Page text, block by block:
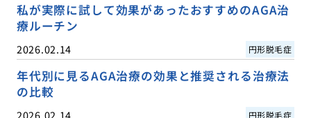
私が実際に試して効果があったおすすめのAGA治
療ルーチン
2026.02.14 円形脱毛症
年代別に見るAGA治療の効果と推奨される治療法
の比較
2026.02.14 円形脱毛症